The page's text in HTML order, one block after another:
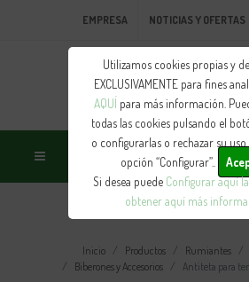
Utilizamos cookies propias y
EXCLUSIVAMENTE para fines
AQUÍ para más información.
todas las cookies pulsando el
o configurarlas o rechazar su
opción “Configurar”..
Si desea puede Configurar aquí
obtener aquí más
EMPRESA NOTICIAS Y OFERTAS
PRODUCTO
Inicio Productos Rumiantes
Biberones y Accesorios
Antiteta para